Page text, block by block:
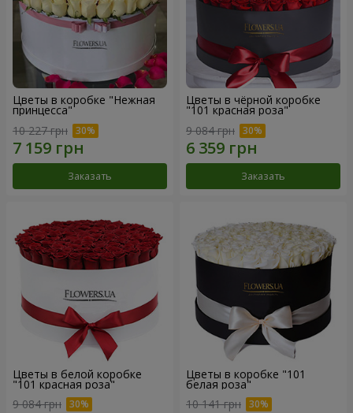
Цветы в коробке "Нежная
принцесса"
10 227 грн
Заказать
Цветы в чёрной коробке
"101 красная роза"
9 084 грн
Заказать
Цветы в белой коробке
"101 красная роза"
9 084 грн
Цветы в коробке "101
белая роза"
10 141 грн